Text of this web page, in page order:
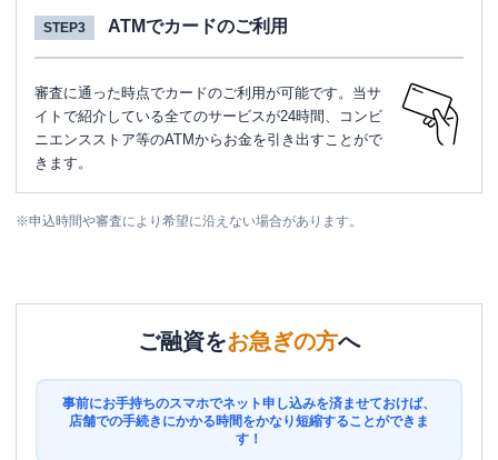
STEP3 ATMでカードのご利用
審査に通った時点でカードのご利用が可能です。当サ
イトで紹介している全てのサービスが24時間、コンビ
ニエンスストア等のATMからお金を引き出すことがで
きます。
※申込時間や審査により希望に沿えない場合があります。
ご融資をお急ぎの方へ
事前にお手持ちのスマホでネット申し込みを済ませておけば、
店舗での手続きにかかる時間をかなり短縮することができま
す！